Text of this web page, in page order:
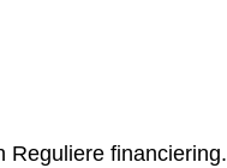
Reguliere financiering.